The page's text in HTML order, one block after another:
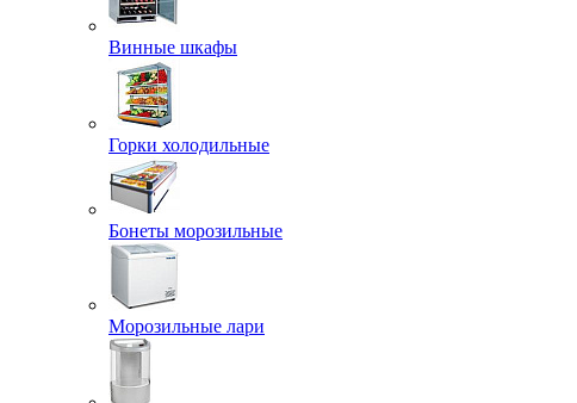
Винные шкафы
Горки холодильные
Бонеты морозильные
Морозильные лари